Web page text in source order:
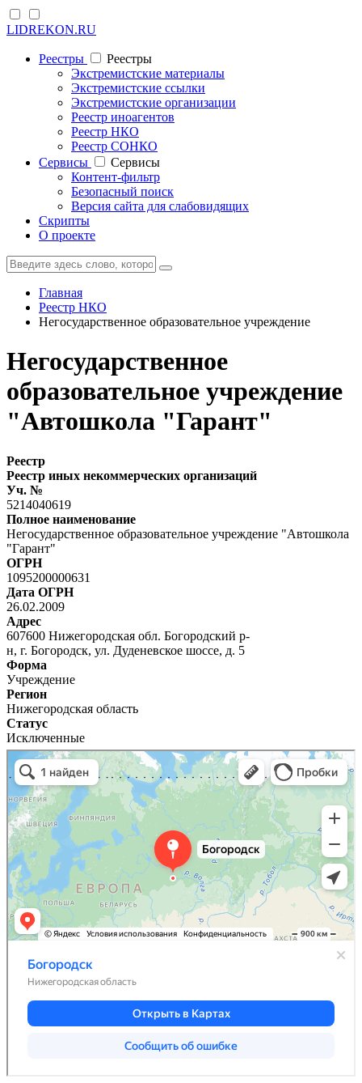
LIDREKON.RU
Реестры
Реестры
Экстремистские материалы
Экстремистские ссылки
Экстремистские организации
Реестр иноагентов
Реестр НКО
Реестр СОНКО
Cервисы
Cервисы
Контент-фильтр
Безопасный поиск
Версия сайта для слабовидящих
Скрипты
О проекте
Главная
Реестр НКО
Негосударственное образовательное учреждение
Негосударственное
образовательное учреждение
"Автошкола "Гарант"
Реестр
Реестр иных некоммерческих организаций
Уч. №
5214040619
Полное наименование
Негосударственное образовательное учреждение "Автошкола
"Гарант"
ОГРН
1095200000631
Дата ОГРН
26.02.2009
Адрес
607600 Нижегородская обл. Богородский р-
н, г. Богородск, ул. Дуденевское шоссе, д. 5
Форма
Учреждение
Регион
Нижегородская область
Статус
Исключенные